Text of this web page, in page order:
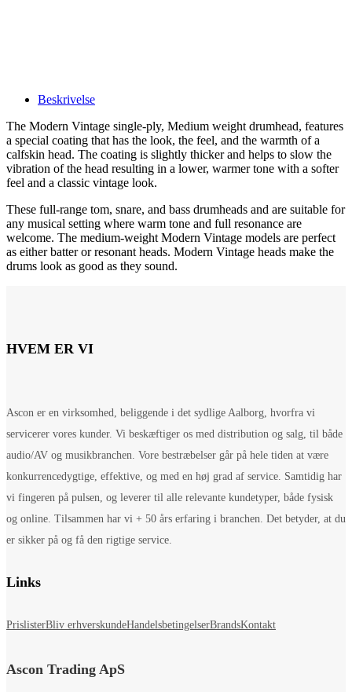
Beskrivelse
The Modern Vintage single-ply, Medium weight drumhead, features
a special coating that has the look, the feel, and the warmth of a
calfskin head. The coating is slightly thicker and helps to slow the
vibration of the head resulting in a lower, warmer tone with a softer
feel and a classic vintage look.
These full-range tom, snare, and bass drumheads and are suitable for
any musical setting where warm tone and full resonance are
welcome. The medium-weight Modern Vintage models are perfect
as either batter or resonant heads. Modern Vintage heads make the
drums look as good as they sound.
HVEM ER VI
Ascon er en virksomhed, beliggende i det sydlige Aalborg, hvorfra vi
servicerer vores kunder. Vi beskæftiger os med distribution og salg, til både
audio/AV og musikbranchen. Vore bestræbelser går på hele tiden at være
konkurrencedygtige, effektive, og med en høj grad af service. Samtidig har
vi fingeren på pulsen, og leverer til alle relevante kundetyper, både fysisk
og online. Tilsammen har vi + 50 års erfaring i branchen. Det betyder, at du
er sikker på og få den rigtige service.
Links
PrislisterBliv erhverskundeHandelsbetingelserBrandsKontakt
Ascon Trading ApS